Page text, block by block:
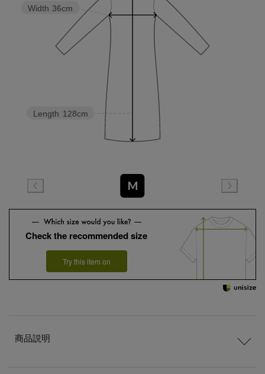
Length 128cm
Width 36cm
M
Check the recommended size
Try this item on
商品説明